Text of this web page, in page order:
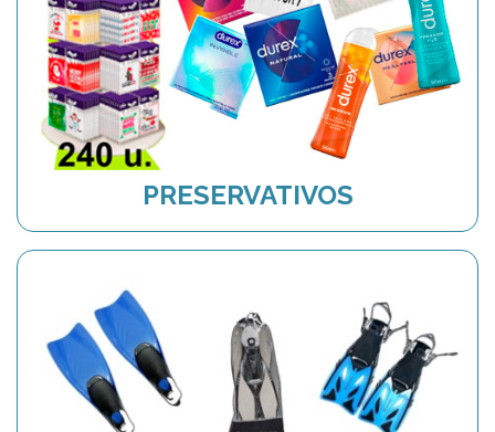
PRESERVATIVOS